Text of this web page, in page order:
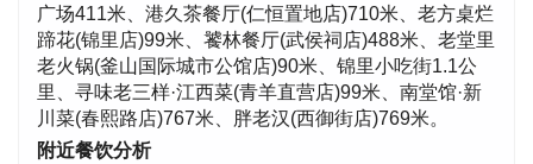
广场411米、港久茶餐厅(仁恒置地店)710米、老方桌烂
蹄花(锦里店)99米、饕林餐厅(武侯祠店)488米、老堂里
老火锅(釜山国际城市公馆店)90米、锦里小吃街1.1公
里、寻味老三样·江西菜(青羊直营店)99米、南堂馆·新
川菜(春熙路店)767米、胖老汉(西御街店)769米。
附近餐饮分析